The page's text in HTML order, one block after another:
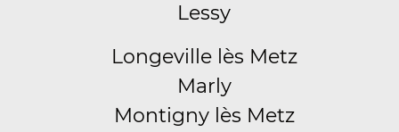
Lessy
Longeville lès Metz
Marly
Montigny lès Metz